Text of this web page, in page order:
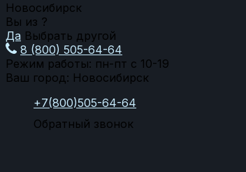
Новосибирск
Вы из ?
Да Выбрать другой
8 (800) 505-64-64
Режим работы: пн-пт с 10-19
Ваш город: Новосибирск
+7(800)505-64-64
Обратный звонок